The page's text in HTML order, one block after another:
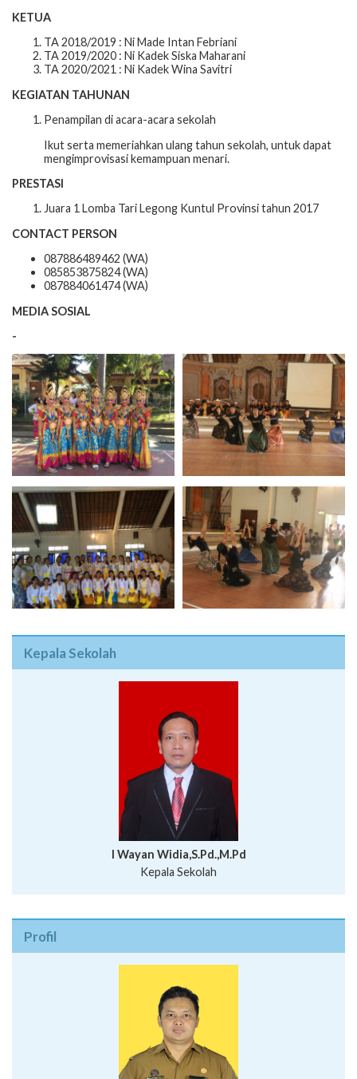
KETUA
TA 2018/2019 : Ni Made Intan Febriani
TA 2019/2020 : Ni Kadek Siska Maharani
TA 2020/2021 : Ni Kadek Wina Savitri
KEGIATAN TAHUNAN
Penampilan di acara-acara sekolah
Ikut serta memeriahkan ulang tahun sekolah, untuk dapat
mengimprovisasi kemampuan menari.
PRESTASI
Juara 1 Lomba Tari Legong Kuntul Provinsi tahun 2017
CONTACT PERSON
087886489462 (WA)
085853875824 (WA)
087884061474 (WA)
MEDIA SOSIAL
-
Kepala Sekolah
I Wayan Widia,S.Pd.,M.Pd
Kepala Sekolah
Profil